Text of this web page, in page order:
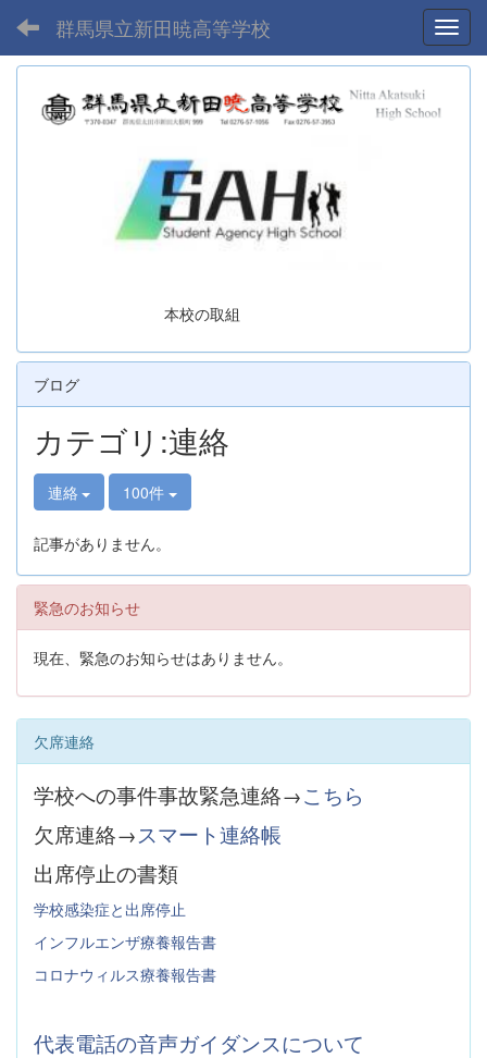
群馬県立新田暁高等学校
本校の取組
ブログ
カテゴリ:連絡
連絡 100件
記事がありません。
緊急のお知らせ
現在、緊急のお知らせはありません。
欠席連絡
学校への事件事故緊急連絡→こちら
欠席連絡→スマート連絡帳
出席停止の書類
学校感染症と出席停止
インフルエンザ療養報告書
コロナウィルス療養報告書
代表電話の音声ガイダンスについて